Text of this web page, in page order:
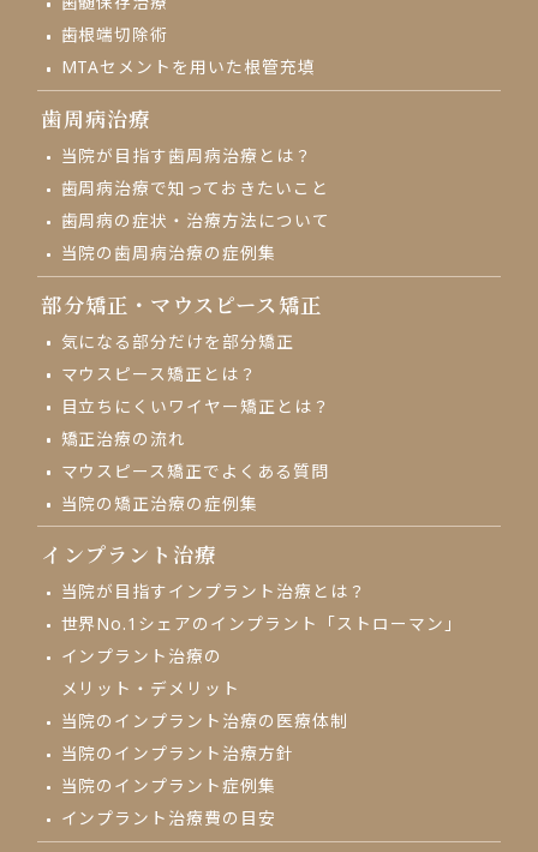
歯根端切除術
MTAセメントを用いた根管充填
歯周病治療
当院が目指す歯周病治療とは？
歯周病治療で知っておきたいこと
歯周病の症状・治療方法について
当院の歯周病治療の症例集
部分矯正・ マウスピース矯正
気になる部分だけを部分矯正
マウスピース矯正とは？
目立ちにくいワイヤー矯正とは？
矯正治療の流れ
マウスピース矯正でよくある質問
当院の矯正治療の症例集
インプラント治療
当院が目指すインプラント治療とは？
世界No.1シェアの インプラント「ストローマン」
インプラント治療の
メリット・デメリット
当院のインプラント治療の 医療体制
当院のインプラント治療方針
当院のインプラント症例集
インプラント治療費の目安